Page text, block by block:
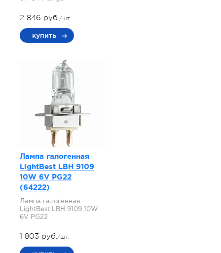
2 846 руб./шт.
купить
Лампа галогенная
LightBest LBH 9109
10W 6V PG22
(64222)
Лампа галогенная
LightBest LBH 9109 10W
6V PG22
1 803 руб./шт.